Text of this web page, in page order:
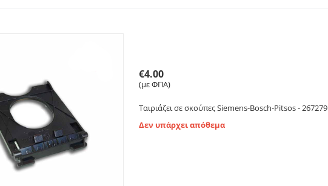
€4.00
(με ΦΠΑ)
Ταιριάζει σε σκούπες Siemens-Bosch-Pitsos - 267279
Δεν υπάρχει απόθεμα